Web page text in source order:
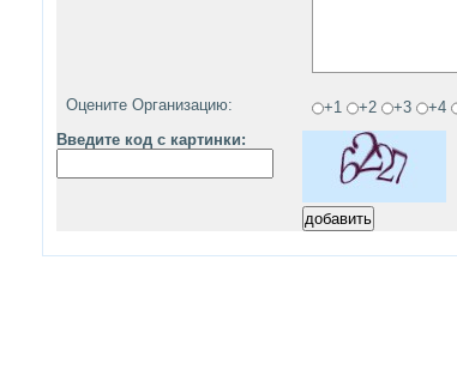
Оцените Организацию: +1 +2 +3 +4
Введите код с картинки: